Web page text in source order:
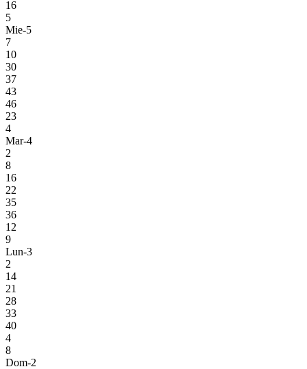
16
5
Mie-5
7
10
30
37
43
46
23
4
Mar-4
2
8
16
22
35
36
12
9
Lun-3
2
14
21
28
33
40
4
8
Dom-2